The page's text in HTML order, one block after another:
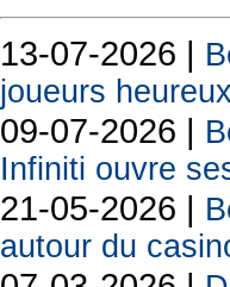
13-07-2026 |
joueurs
09-07-2026 |
Infiniti ouvre
21-05-2026 |
autour du